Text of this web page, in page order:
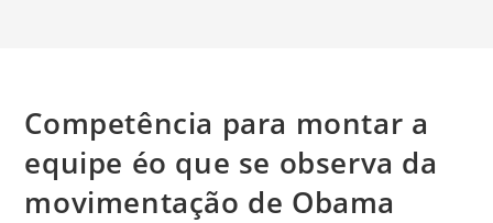
Competência para montar a
equipe éo que se observa da
movimentação de Obama